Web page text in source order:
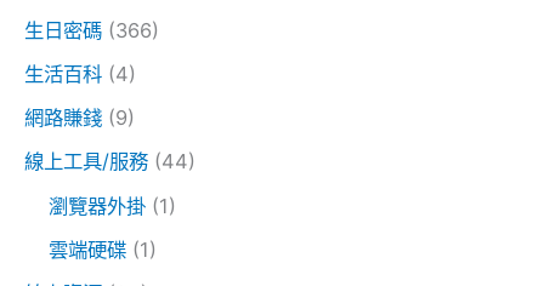
生日密碼 (366)
生活百科 (4)
網路賺錢 (9)
線上工具/服務 (44)
瀏覽器外掛 (1)
雲端硬碟 (1)